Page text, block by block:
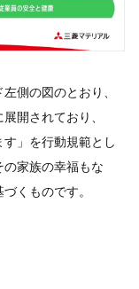
側の図のとおり、
開されており、
す」を行動規範とし
家族の幸福もな
くものです。